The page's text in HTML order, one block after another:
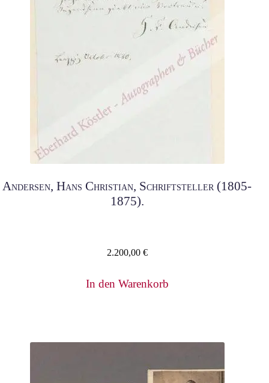
Andersen, Hans Christian, Schriftsteller (1805-
1875).
2.200,00 €
In den Warenkorb